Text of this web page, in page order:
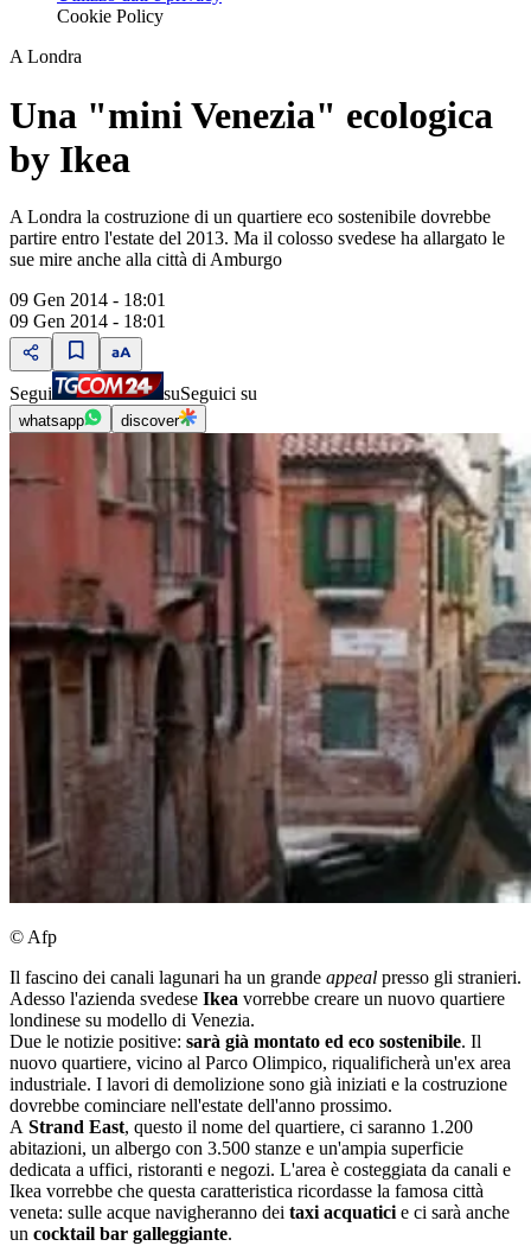
Cookie Policy
A Londra
Una "mini Venezia" ecologica
by Ikea
A Londra la costruzione di un quartiere eco sostenibile dovrebbe
partire entro l'estate del 2013. Ma il colosso svedese ha allargato le
sue mire anche alla città di Amburgo
09 Gen 2014 - 18:01
09 Gen 2014 - 18:01
Segui suSeguici su
whatsapp discover
© Afp
Il fascino dei canali lagunari ha un grande appeal presso gli stranieri.
Adesso l'azienda svedese Ikea vorrebbe creare un nuovo quartiere
londinese su modello di Venezia.
Due le notizie positive: sarà già montato ed eco sostenibile. Il
nuovo quartiere, vicino al Parco Olimpico, riqualificherà un'ex area
industriale. I lavori di demolizione sono già iniziati e la costruzione
dovrebbe cominciare nell'estate dell'anno prossimo.
A Strand East, questo il nome del quartiere, ci saranno 1.200
abitazioni, un albergo con 3.500 stanze e un'ampia superficie
dedicata a uffici, ristoranti e negozi. L'area è costeggiata da canali e
Ikea vorrebbe che questa caratteristica ricordasse la famosa città
veneta: sulle acque navigheranno dei taxi acquatici e ci sarà anche
un cocktail bar galleggiante.